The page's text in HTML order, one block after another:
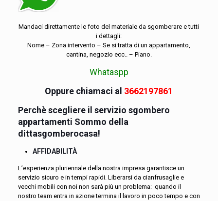
Mandaci direttamente le foto del materiale da sgomberare e tutti
i dettagli:
Nome – Zona intervento – Se si tratta di un appartamento,
cantina, negozio ecc.. – Piano.
Whataspp
Oppure chiamaci al 3662197861
Perchè scegliere il servizio sgombero
appartamenti Sommo della
dittasgomberocasa!
AFFIDABILITÀ
L’esperienza pluriennale della nostra impresa garantisce un
servizio sicuro e in tempi rapidi. Liberarsi da cianfrusaglie e
vecchi mobili con noi non sarà più un problema: quando il
nostro team entra in azione termina il lavoro in poco tempo e con